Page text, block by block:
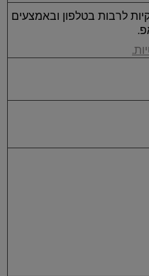
לרבות בטלפון ובאמצעים